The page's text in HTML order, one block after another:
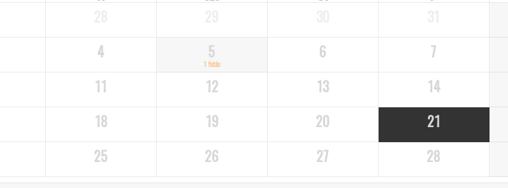
4 5
1 futás
6
7
11 12 13
14
18 19 20
21
25 26 27 28